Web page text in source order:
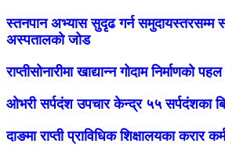
स्तनपान अभ्यास सुदृढ गर्न समुदायस्तरसम्म
अस्पतालको जोड
राप्तीसोनारीमा खाद्यान्न गोदाम निर्माणको पहल
ओभरी सर्पदंश उपचार केन्द्र ५५ सर्पदंशका
दाङमा राप्ती प्राविधिक शिक्षालयका करार